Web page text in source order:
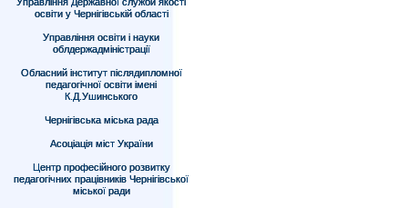
освіти у Чернігівській області
Управління освіти і науки
облдержадміністрації
Обласний інститут післядипломної
педагогічної освіти імені
К.Д.Ушинського
Чернігівська міська рада
Асоціація міст України
Центр професійного розвитку
педагогічних працівників Чернігівської
міської ради